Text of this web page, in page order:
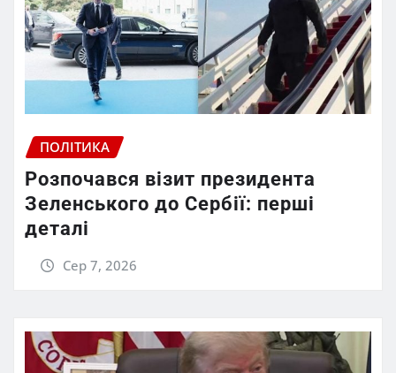
ПОЛІТИКА
Розпочався візит президента
Зеленського до Сербії: перші
деталі
Сер 7, 2026